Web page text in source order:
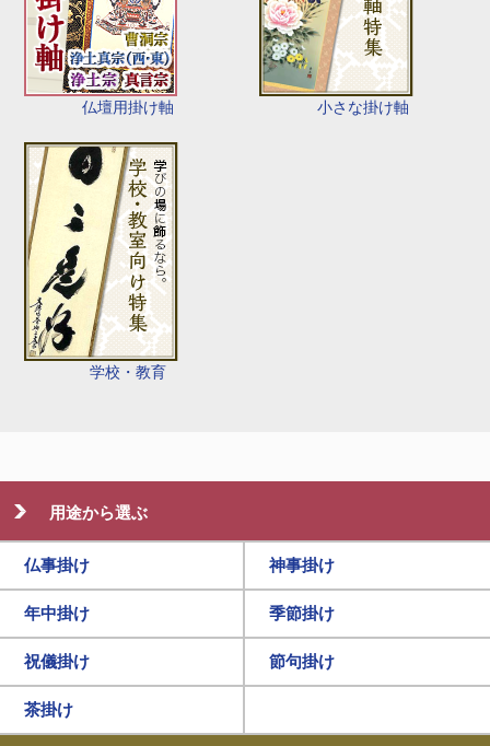
仏壇用掛け軸 小さな掛け軸
学校・教育
用途から選ぶ
仏事掛け 神事掛け
年中掛け 季節掛け
祝儀掛け 節句掛け
茶掛け